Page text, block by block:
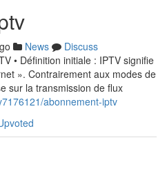
News
Discuss
• Définition initiale : IPTV signifie
». Contrairement aux modes de
sur la transmission de flux
abonnement-iptv